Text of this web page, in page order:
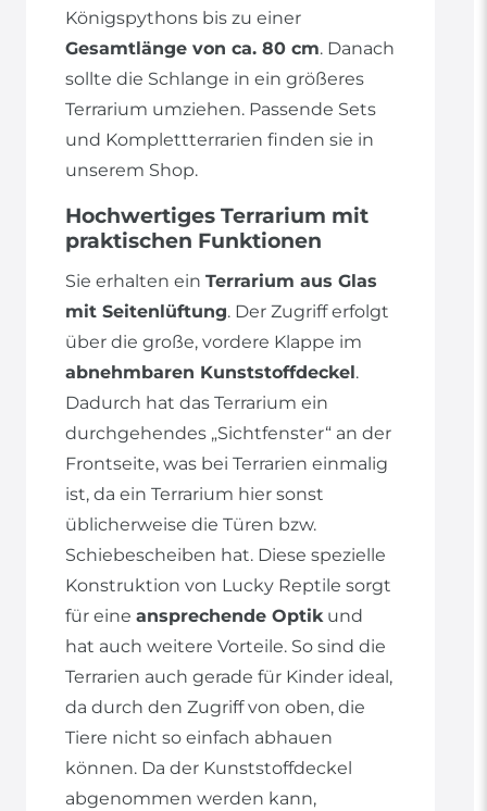
Königspythons bis zu einer
Gesamtlänge von ca. 80 cm. Danach
sollte die Schlange in ein größeres
Terrarium umziehen. Passende Sets
und Komplettterrarien finden sie in
unserem Shop.
Hochwertiges Terrarium mit
praktischen Funktionen
Sie erhalten ein Terrarium aus Glas
mit Seitenlüftung. Der Zugriff erfolgt
über die große, vordere Klappe im
abnehmbaren Kunststoffdeckel .
Dadurch hat das Terrarium ein
durchgehendes „Sichtfenster“ an der
Frontseite, was bei Terrarien einmalig
ist, da ein Terrarium hier sonst
üblicherweise die Türen bzw.
Schiebescheiben hat. Diese spezielle
Konstruktion von Lucky Reptile sorgt
für eine ansprechende Optikund
hat auch weitere Vorteile. So sind die
Terrarien auch gerade für Kinder ideal,
da durch den Zugriff von oben, die
Tiere nicht so einfach abhauen
können. Da der Kunststoffdeckel
abgenommen werden kann,